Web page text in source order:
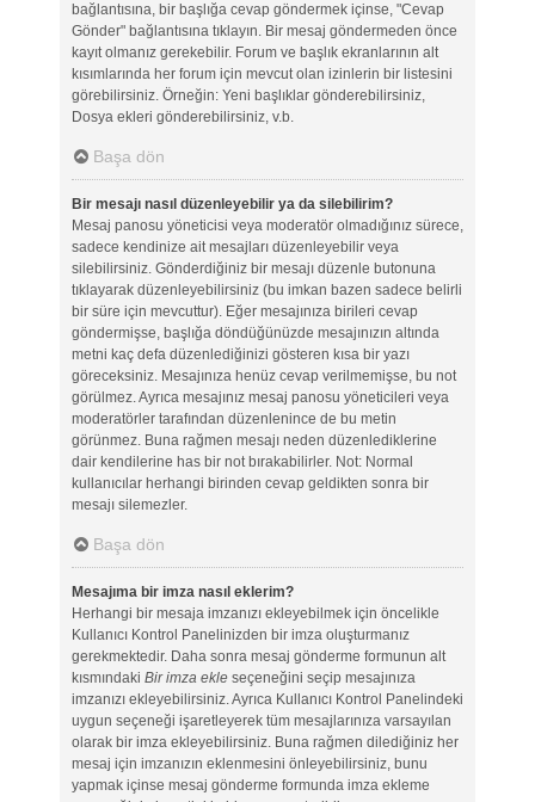
bağlantısına, bir başlığa cevap göndermek içinse, "Cevap
Gönder" bağlantısına tıklayın. Bir mesaj göndermeden önce
kayıt olmanız gerekebilir. Forum ve başlık ekranlarının alt
kısımlarında her forum için mevcut olan izinlerin bir listesini
görebilirsiniz. Örneğin: Yeni başlıklar gönderebilirsiniz,
Dosya ekleri gönderebilirsiniz, v.b.
Başa dön
Bir mesajı nasıl düzenleyebilir ya da silebilirim?
Mesaj panosu yöneticisi veya moderatör olmadığınız sürece,
sadece kendinize ait mesajları düzenleyebilir veya
silebilirsiniz. Gönderdiğiniz bir mesajı düzenle butonuna
tıklayarak düzenleyebilirsiniz (bu imkan bazen sadece belirli
bir süre için mevcuttur). Eğer mesajınıza birileri cevap
göndermişse, başlığa döndüğünüzde mesajınızın altında
metni kaç defa düzenlediğinizi gösteren kısa bir yazı
göreceksiniz. Mesajınıza henüz cevap verilmemişse, bu not
görülmez. Ayrıca mesajınız mesaj panosu yöneticileri veya
moderatörler tarafından düzenlenince de bu metin
görünmez. Buna rağmen mesajı neden düzenlediklerine
dair kendilerine has bir not bırakabilirler. Not: Normal
kullanıcılar herhangi birinden cevap geldikten sonra bir
mesajı silemezler.
Başa dön
Mesajıma bir imza nasıl eklerim?
Herhangi bir mesaja imzanızı ekleyebilmek için öncelikle
Kullanıcı Kontrol Panelinizden bir imza oluşturmanız
gerekmektedir. Daha sonra mesaj gönderme formunun alt
kısmındaki Bir imza ekleseçeneğini seçip mesajınıza
imzanızı ekleyebilirsiniz. Ayrıca Kullanıcı Kontrol Panelindeki
uygun seçeneği işaretleyerek tüm mesajlarınıza varsayılan
olarak bir imza ekleyebilirsiniz. Buna rağmen dilediğiniz her
mesaj için imzanızın eklenmesini önleyebilirsiniz, bunu
yapmak içinse mesaj gönderme formunda imza ekleme